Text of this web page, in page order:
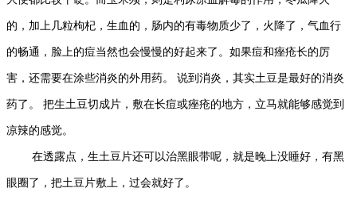
的，加上几粒枸杞，生血的，肠内的有毒物质少了，火降了，气血行
的畅通，脸上的痘当然也会慢慢的好起来了。如果痘和痤疮长的厉
害，还需要在涂些消炎的外用药。 说到消炎，其实土豆是最好的消炎
药了。 把生土豆切成片，敷在长痘或痤疮的地方，立马就能够感觉到
凉辣的感觉。
在透露点，生土豆片还可以治黑眼带呢，就是晚上没睡好，有黑
眼圈了，把土豆片敷上，过会就好了。